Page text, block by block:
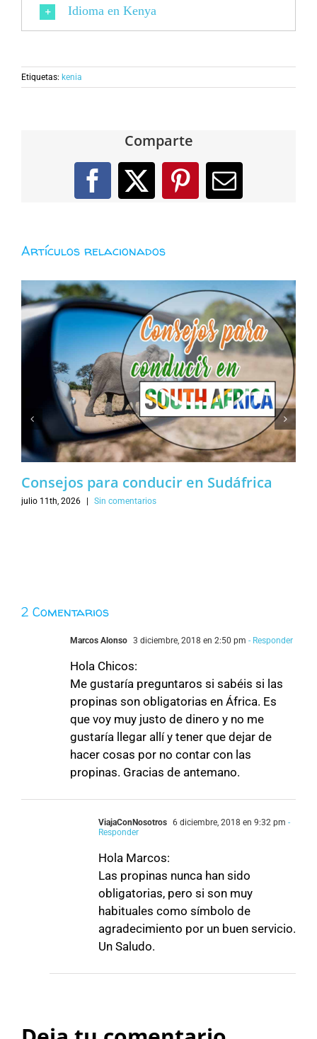
Idioma en Kenya
Etiquetas: kenia
Comparte
Facebook
X PinterestCorreo
Artículos relacionados
Consejos para conducir en Sudáfrica
julio 11th, 2026 Sin comentarios
2 Comentarios
Marcos Alonso 3 diciembre, 2018 en 2:50 pm - Responder
Hola Chicos:
Me gustaría preguntaros si sabéis si las
propinas son obligatorias en África. Es
que voy muy justo de dinero y no me
gustaría llegar allí y tener que dejar de
hacer cosas por no contar con las
propinas. Gracias de antemano.
ViajaConNosotros 6 diciembre, 2018 en 9:32 pm -
Responder
Hola Marcos:
Las propinas nunca han sido
obligatorias, pero si son muy
habituales como símbolo de
agradecimiento por un buen servicio.
Un Saludo.